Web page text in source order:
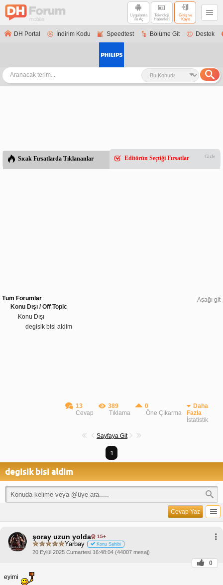
Uygulama
ile Aç
Teknoloji
Haberleri
Giriş ve
Kayıt
DH Portal İndirim Kodu Speedtest Bölüme Git Destek
Sıcak Fırsatlarda Tıklananlar Editörün Seçtiği Fırsatlar Gizle
Aşağı git
Tüm Forumlar
Konu Dışı / Off Topic
Konu Dışı
degisik bisi aldim
13
Cevap
389
Tıklama
0
Öne Çıkarma
Daha
Fazla
İstatistik
Sayfaya Git
1
degisik bisi aldim
Cevap Yaz
şoray uzun yolda 15+
Yarbay Konu Sahibi
20 Eylül 2025 Cumartesi 16:48:04 (44007 mesaj)
0
eyimi